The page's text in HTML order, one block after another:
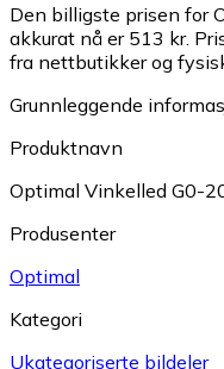
Den billigste prisen for
akkurat nå er 513 kr.
fra nettbutikker og
Grunnleggende
Produktnavn
Optimal Vinkelled G0-
Produsenter
Optimal
Kategori
Ukategoriserte bildeler